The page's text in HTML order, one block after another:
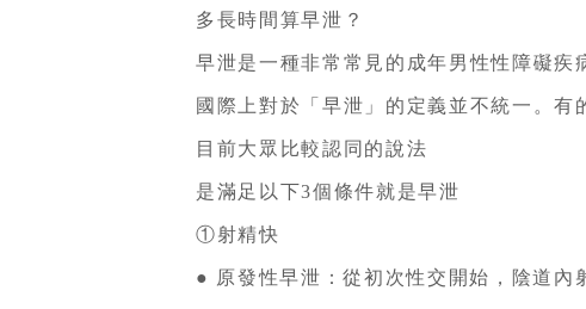
多長時間算早泄？
早泄是一種非常常見的成年男性性障礙疾
國際上對於「早泄」的定義並不統一。有
目前大眾比較認同的說法
是滿足以下3個條件就是早泄
①射精快
● 原發性早泄：從初次性交開始，陰道內